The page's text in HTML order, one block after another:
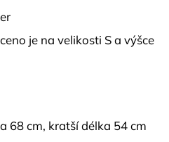
je na velikosti S a výšce
68 cm, kratší délka 54 cm